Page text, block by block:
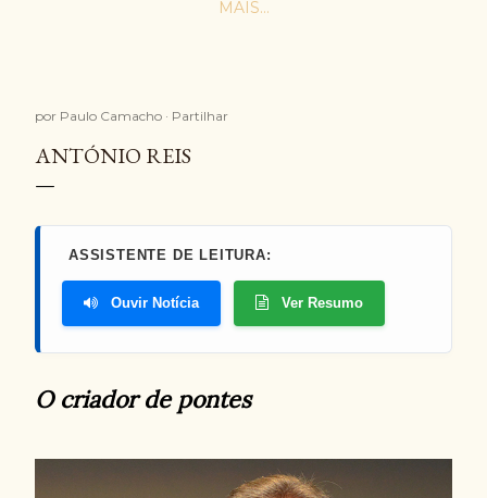
MAIS…
por Paulo Camacho Partilhar
ANTÓNIO REIS
ASSISTENTE DE LEITURA:
Ouvir Notícia Ver Resumo
O criador de pontes